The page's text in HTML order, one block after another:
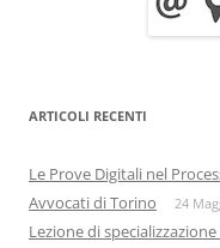
ARTICOLI RECENTI
Le Prove Digitali nel
Avvocati di Torino
24
Lezione di